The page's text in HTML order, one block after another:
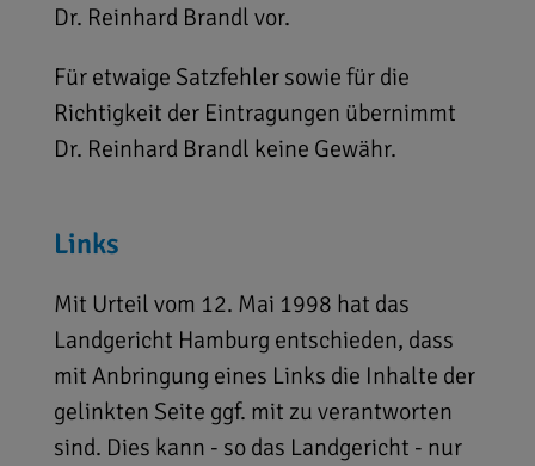
Dr. Reinhard Brandl vor.
Für etwaige Satzfehler sowie für die
Richtigkeit der Eintragungen übernimmt
Dr. Reinhard Brandl keine Gewähr.
Links
Mit Urteil vom 12. Mai 1998 hat das
Landgericht Hamburg entschieden, dass
mit Anbringung eines Links die Inhalte der
gelinkten Seite ggf. mit zu verantworten
sind. Dies kann - so das Landgericht - nur